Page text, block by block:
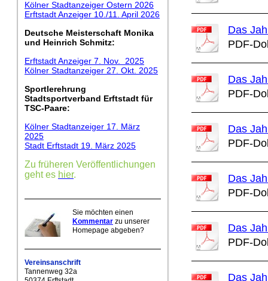
Kölner Stadtanzeiger Ostern 2026
Erftstadt Anzeiger 10./11. April 2026
Deutsche Meisterschaft Monika
und Heinrich Schmitz:
Erftstadt Anzeiger 7. Nov. 2025
Kölner Stadtanzeiger 27. Okt. 2025
Sportlerehrung
Stadtsportverband Erftstadt für
TSC-Paare:
Kölner Stadtanzeiger 17. März
2025
Stadt Erftstadt 19. März 2025
Zu früheren Veröffentlichungen
geht es hier.
Sie möchten einen
Kommentar zu unserer
Homepage abgeben?
Vereinsanschrift
Tannenweg 32a
Das
PDF-
Das
PDF-
Das
PDF-
Das
PDF-
Das
PDF-
Das